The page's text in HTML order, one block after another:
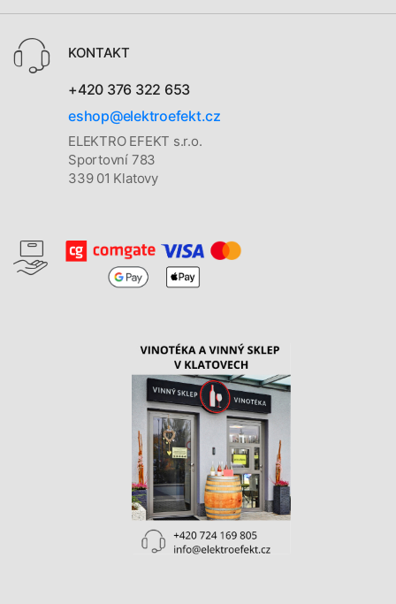
KONTAKT
+420 376 322 653
eshop@elektroefekt.cz
ELEKTRO EFEKT s.r.o.
Sportovní 783
339 01 Klatovy